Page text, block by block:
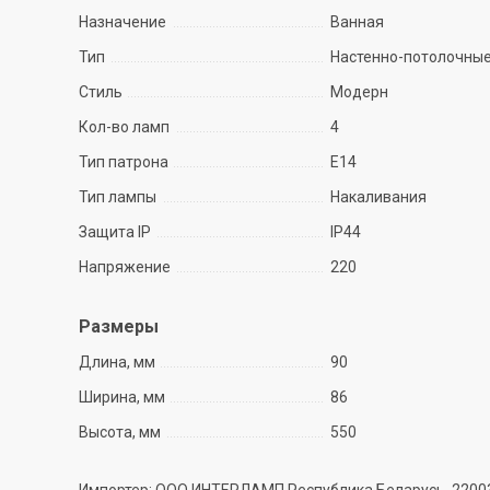
Назначение
Ванная
Тип
Настенно-
Стиль
Модерн
Кол-во ламп
4
Тип патрона
E14
Тип лампы
Накаливания
Защита IP
IP44
Напряжение
220
Размеры
Длина, мм
90
Ширина, мм
86
Высота, мм
550